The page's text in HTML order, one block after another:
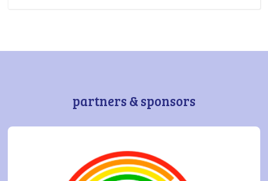
partners & sponsors